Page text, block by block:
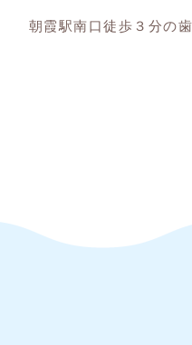
朝霞駅南口徒歩３分の